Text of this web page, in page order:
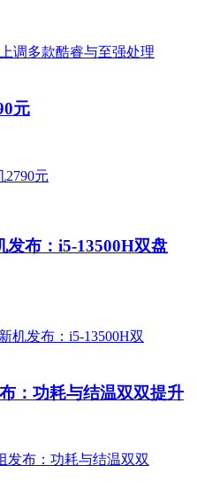
元
布：i5-13500H双盘
：功耗与结温双双提升